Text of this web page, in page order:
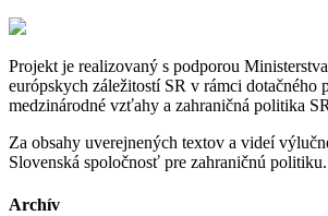
Projekt je realizovaný s podporou
európskych záležitostí SR v rámci dotačného
medzinárodné vzťahy a zahraničná politika
Za obsahy uverejnených textov a videí
Slovenská spoločnosť pre zahraničnú politiku.
Archív